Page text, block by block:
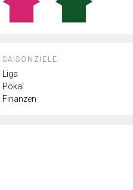
SAISONZIELE:
Liga
Pokal
Finanzen